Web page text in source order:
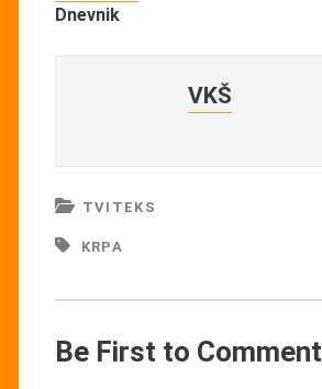
Dnevnik
VKŠ
TVITEKS
KRPA
Be First to Comment